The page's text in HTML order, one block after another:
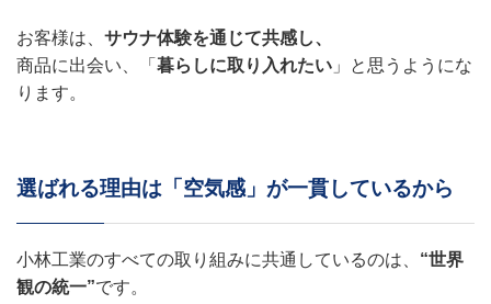
お客様は、 サウナ体験を通じて共感し、
商品に出会い、「 暮らしに取り入れたい 」と思うようにな
ります。
選ばれる理由は「空気感」が一貫しているから
小林工業のすべての取り組みに共通しているのは、 “世界
観の統一”です。